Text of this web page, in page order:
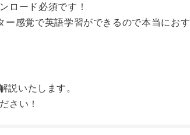
ロード必須です！
感覚で英語学習ができるので本当におす
いたします。
さい！